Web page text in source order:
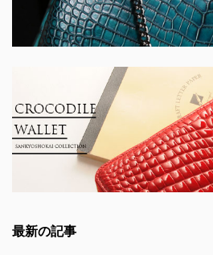
最新の記事